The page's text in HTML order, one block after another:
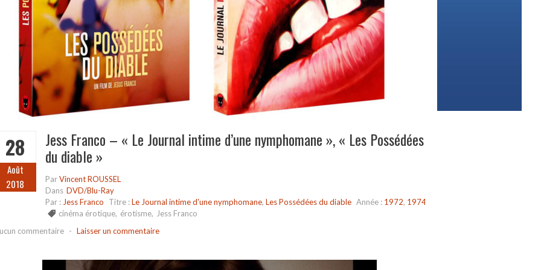
28
Août
2018
Jess Franco – « Le Journal intime d’une nymphomane », « Les Possédées
du diable »
ParVincent ROUSSEL
Dans DVD/Blu-Ray
Par : Jess Franco Titre :Le Journal intime d'une nymphomane, Les Possédées du diable Année : 1972, 1974
cinéma érotique, érotisme, Jess Franco
commentaire - Laisser un commentaire